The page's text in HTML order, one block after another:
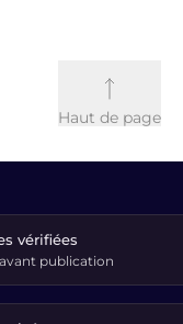
Haut de page
vérifiées
publication